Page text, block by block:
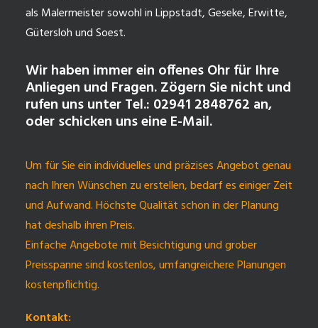
als Malermeister sowohl in Lippstadt, Geseke, Erwitte,
Gütersloh und Soest.
Wir haben immer ein offenes Ohr für Ihre
Anliegen und Fragen. Zögern Sie nicht und
rufen uns unter Tel.: 02941 2848762 an,
oder schicken uns eine E-Mail.
Um für Sie ein individuelles und präzises Angebot genau
nach Ihren Wünschen zu erstellen, bedarf es einiger Zeit
und Aufwand. Höchste Qualität schon in der Planung
hat deshalb ihren Preis.
Einfache Angebote mit Besichtigung und grober
Preisspanne sind kostenlos, umfangreichere Planungen
kostenpflichtig.
Kontakt: